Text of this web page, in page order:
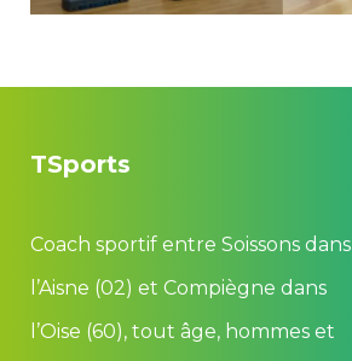
TSport
Coach sportif entre Soissons dan
l’Aisne (02) et Compiègne dan
l’Oise (60), tout âge, hommes et